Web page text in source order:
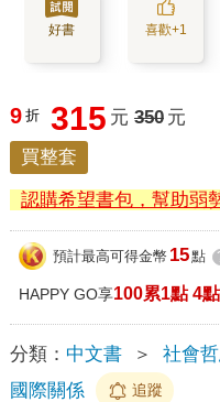
好書 喜歡+1
9 折 315 元 350 元
買整套
認購希望書包，幫助弱
預計最高可得金幣 15點
HAPPY GO享100累1點 4
分類： 中文書 ＞ 社會
國際關係
追蹤